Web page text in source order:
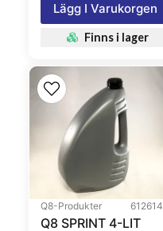
Lägg I Varukorgen
Finns i lager
Q8-Produkter 612614
Q8 SPRINT 4-LIT